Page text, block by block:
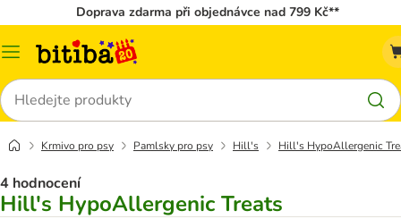
Doprava zdarma při objednávce nad 799 Kč**
Kategorie
Hledat
Krmivo pro psy Pamlsky pro psy Hill's Hill's HypoAllergenic
4 hodnocení
Hill's HypoAllergenic Treats